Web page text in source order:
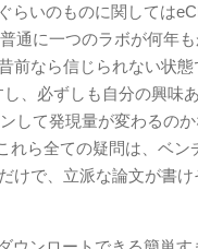
らいのものに関しては
通に一つのラボが何年も
なら信じられない状態
、必ずしも自分の興味
して発現量が変わるのか
れら全ての疑問は、ベン
けで、立派な論文が書け